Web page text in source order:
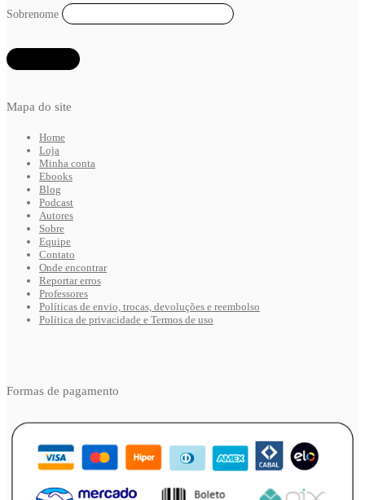
Mapa do site
Home
Loja
Minha conta
Ebooks
Blog
Podcast
Autores
Sobre
Equipe
Contato
Onde encontrar
Reportar erros
Professores
Políticas de envio, trocas, devoluções e reembolso
Política de privacidade e Termos de uso
Sobrenome
Formas de pagamento